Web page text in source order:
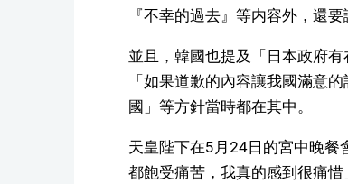
『不幸的過去』等内容外，還
並且，韓國也提及「日本政府
「如果道歉的內容讓我國滿意
國」等方針當時都在其中。
天皇陛下在5月24日的宮中晚餐
都飽受痛苦，我真的感到很痛